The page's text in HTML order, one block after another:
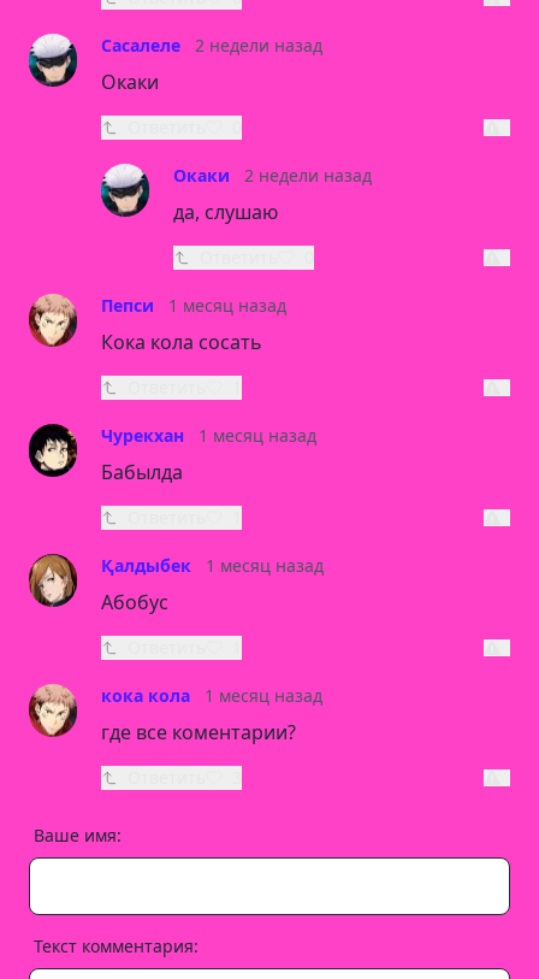
Сасалеле 2 недели назад
Окаки
Окаки 2 недели назад
да, слушаю
Пепси 1 месяц назад
Кока кола сосать
Чурекхан 1 месяц назад
Бабылда
Қалдыбек 1 месяц назад
Абобус
кока кола 1 месяц назад
где все коментарии?
Ваше имя:
Текст комментария: